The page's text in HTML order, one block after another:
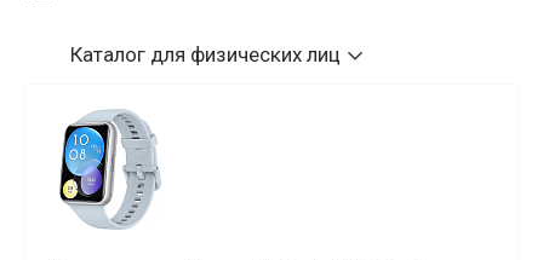
Каталог для физических лиц